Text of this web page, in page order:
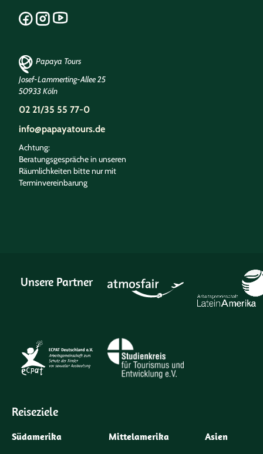
Papaya Tours
Josef-Lammerting-Allee 25
50933 Köln
02 21/35 55 77-0
info@papayatours.de
Achtung:
Beratungsgespräche in unseren
Räumlichkeiten bitte nur mit
Terminvereinbarung
Unsere Partner
Reiseziele
Südamerika Mittelamerika Asien